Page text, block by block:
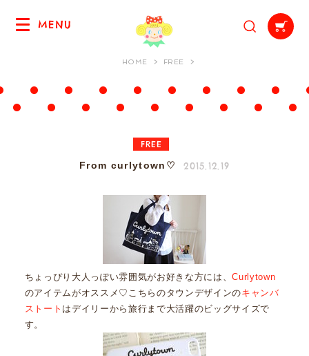
MENU
HOME FREE
FREE
From curlytown♡ 2015.12.19
ちょっぴり大人っぽい雰囲気がお好きな方には、Curlytown
のアイテムがオススメ♡こちらのタウンデザインのキャンバ
ストート はデイリーから旅行まで大活躍のビッグサイズで
す。